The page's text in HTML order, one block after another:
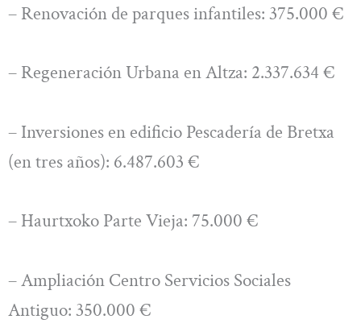
– Renovación de parques infantiles: 375.000 €
– Regeneración Urbana en Altza: 2.337.634 €
– Inversiones en edificio Pescadería de Bretxa
(en tres años): 6.487.603 €
– Haurtxoko Parte Vieja: 75.000 €
– Ampliación Centro Servicios Sociales
Antiguo: 350.000 €